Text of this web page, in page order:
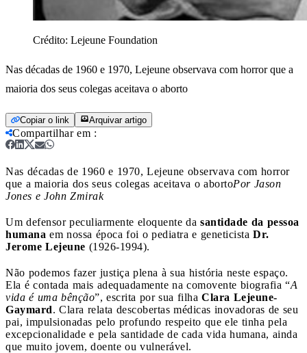
Crédito: Lejeune Foundation
Nas décadas de 1960 e 1970, Lejeune observava com horror que a
maioria dos seus colegas aceitava o aborto
Copiar o link Arquivar artigo
Compartilhar em :
Nas décadas de 1960 e 1970, Lejeune observava com horror
que a maioria dos seus colegas aceitava o abortoPor Jason
Jones e John Zmirak
Um defensor peculiarmente eloquente da santidade da pessoa
humana em nossa época foi o pediatra e geneticista Dr.
Jerome Lejeune (1926-1994).
Não podemos fazer justiça plena à sua história neste espaço.
Ela é contada mais adequadamente na comovente biografia “A
vida é uma bênção”, escrita por sua filha Clara Lejeune-
Gaymard. Clara relata descobertas médicas inovadoras de seu
pai, impulsionadas pelo profundo respeito que ele tinha pela
excepcionalidade e pela santidade de cada vida humana, ainda
que muito jovem, doente ou vulnerável.